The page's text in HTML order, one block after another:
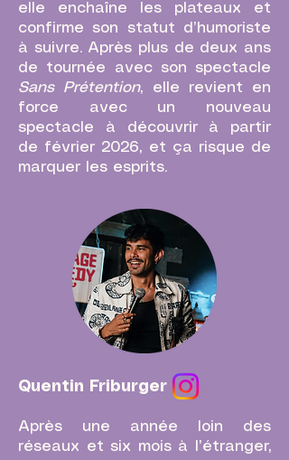
elle enchaîne les plateaux et
confirme son statut d’humoriste
à suivre. Après plus de deux ans
de tournée avec son spectacle
Sans Prétention, elle revient en
force avec un nouveau
spectacle à découvrir à partir
de février 2026, et ça risque de
marquer les esprits.
Quentin Friburger
Après une année loin des
réseaux et six mois à l’étranger,